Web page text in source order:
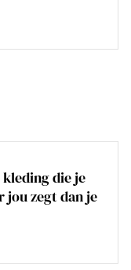
die je
jou zegt dan je